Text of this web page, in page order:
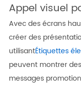
Appel visuel
Avec des écrans
créer des
utilisantÉtiquettes
peuvent montrer
messages